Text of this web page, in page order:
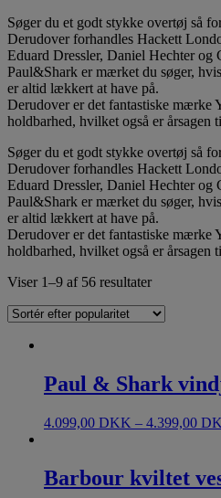
Søger du et godt stykke overtøj så
Derudover forhandles Hackett
Eduard Dressler, Daniel Hechter og
Paul&Shark er mærket du søger,
er altid lækkert at have på.
Derudover er det fantastiske mærke
holdbarhed, hvilket også er årsagen
Søger du et godt stykke overtøj så
Derudover forhandles Hackett
Eduard Dressler, Daniel Hechter og
Paul&Shark er mærket du søger,
er altid lækkert at have på.
Derudover er det fantastiske mærke
holdbarhed, hvilket også er årsagen
Viser 1–9 af 56 resultater
Paul & Shark
4.099,00 DKK – 4.399,00
Barbour kviltet